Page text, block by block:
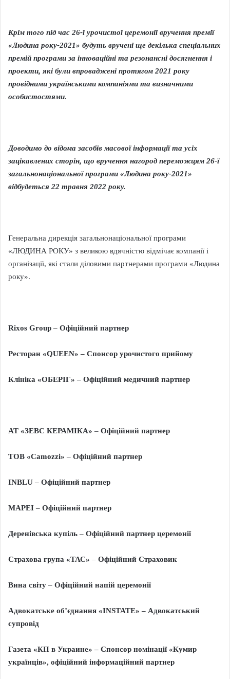
Крім того під час 26-ї урочистої церемонії вручення премії
«Людина року-2021» будуть вручені ще декілька спеціальних
премій програми за інноваційні та резонансні досягнення і
проекти, які були впроваджені протягом 2021 року
провідними українськими компаніями та визначними
особистостями.
Доводимо до відома засобів масової інформації та усіх
зацікавлених сторін, що вручення нагород переможцям 26-ї
загальнонаціональної програми «Людина року-2021»
відбудеться 22 травня 2022 року.
Генеральна дирекція загальнонаціональної програми
«ЛЮДИНА РОКУ» з великою вдячністю відмічає компанії і
організації, які стали діловими партнерами програми «Людина
року».
Rixos Group – Офіційний партнер
Ресторан «QUEEN» – Спонсор урочистого прийому
Клініка «ОБЕРІГ» – Офіційний медичний партнер
АТ «ЗЕВС КЕРАМІКА» – Офіційний партнер
ТОВ «Camozzi» – Офіційний партнер
INBLU – Офіційний партнер
MAPEI – Офіційний партнер
Деренівська купіль – Офіційний партнер церемонії
Страхова група «ТАС» – Офіційний Страховик
Вина світу – Офіційний напій церемонії
Адвокатське об’єднання «INSTATE» – Адвокатський
супровід
Газета «КП в Украине» – Спонсор номінації «Кумир
українців», офіційний інформаційний партнер